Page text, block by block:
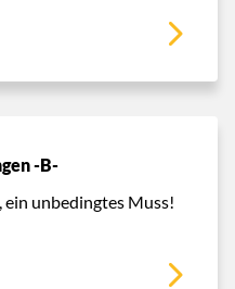
-B-
unbedingtes Muss!